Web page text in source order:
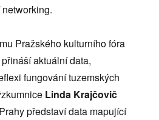
Pražského kulturního fóra
aktuální data,
fungování tuzemských
Linda Krajčovič
představí data mapující